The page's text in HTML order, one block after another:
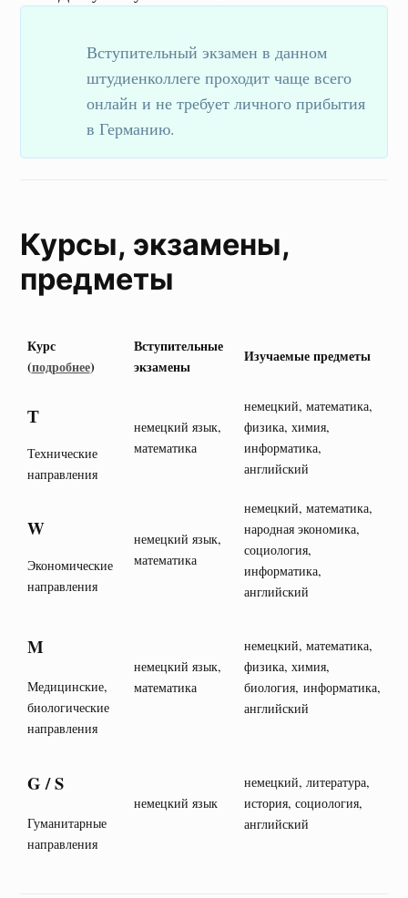
Вступительный экзамен в данном
штудиенколлеге проходит чаще всего
онлайн и не требует личного прибытия
в Германию.
Курсы, экзамены,
предметы
Курс
(подробнее)
Вступительные
экзамены
Изучаемые предметы
Т
Технические
направления
немецкий язык,
математика
немецкий, математика,
физика, химия,
информатика,
английский
W
Экономические
направления
немецкий язык,
математика
немецкий, математика,
народная экономика,
социология,
информатика,
английский
M
Медицинские,
биологические
направления
немецкий язык,
математика
немецкий, математика,
физика, химия,
биология, информатика,
английский
G / S
Гуманитарные
направления
немецкий язык
немецкий, литература,
история, социология,
английский